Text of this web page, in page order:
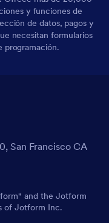
y funciones de
de datos, pagos y
necesitan formularios
programación.
San Francisco CA
and the Jotform
of Jotform Inc.